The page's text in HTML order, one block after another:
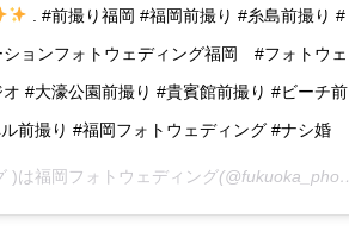
. #前撮り福岡 #福岡前撮り #糸島前撮り #
ョンフォトウェディング福岡 #フォトウェ
#大濠公園前撮り #貴賓館前撮り #ビーチ前
前撮り #福岡フォトウェディング #ナシ婚
)は福岡フォトウェディング(@fukuoka_photo_wedding)がシェアした投稿 –